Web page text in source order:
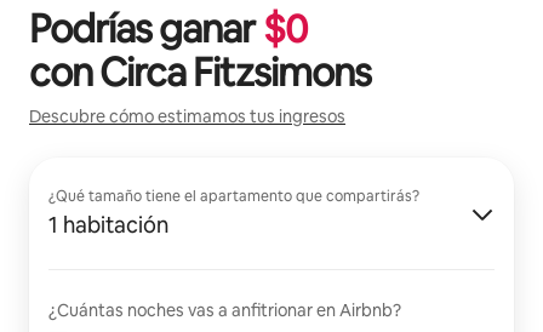
Podrías ganar$0
conCirca Fitzsimons
Descubre cómo estimamos tus ingresos
¿Qué tamaño tiene el apartamento que compartirás?
1 habitación
¿Cuántas noches vas a anfitrionar en Airbnb?